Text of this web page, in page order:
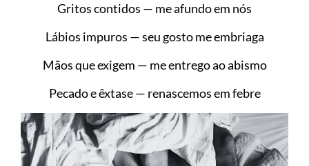
Gritos contidos — me afundo em nós
Lábios impuros — seu gosto me embriaga
Mãos que exigem — me entrego ao abismo
Pecado e êxtase — renascemos em febre